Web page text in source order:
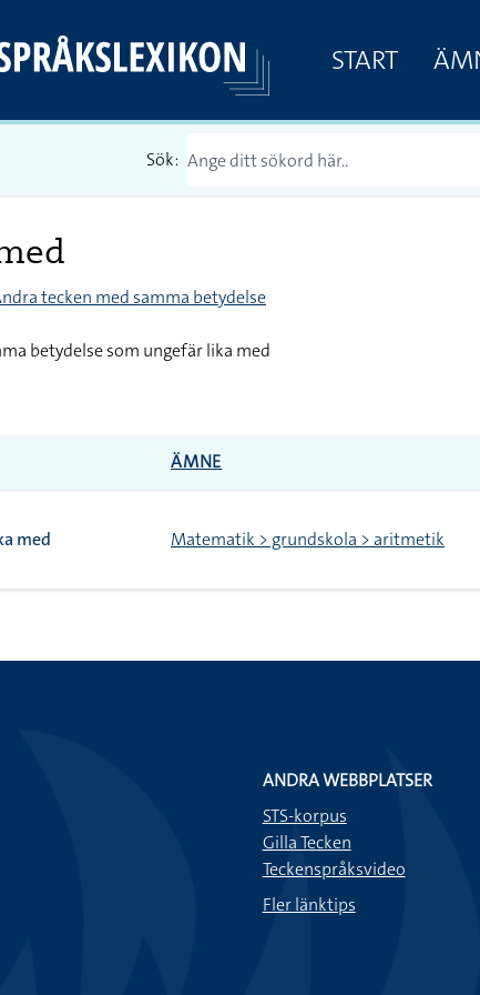
START
Sök:
tecken med samma betydelse
betydelse som ungefär lika med
ÄMNE
med Matematik > grundskola > aritmetik
ANDRA WEBBPLATSER
STS-korpus
Gilla Tecken
Teckenspråksvideo
Fler länktips